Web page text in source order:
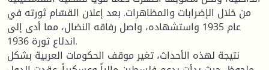
من خلال الإضرابات والمظاهرات. بعد إعلان القسّام ثورته في
عام 1935 واستشهاده، واصل رفاقه النضال، مما أدى إلى
اندلاع ثورة 1936.
نتيجة لهذه الأحداث، تغير موقف الحكومات العربية بشكل